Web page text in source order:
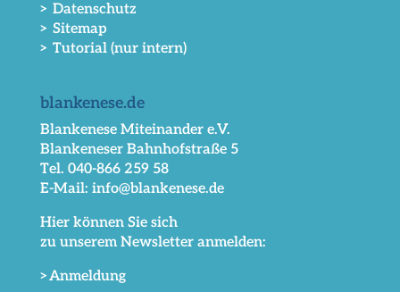
> Datenschutz
> Sitemap
> Tutorial (nur intern)
blankenese.de
Blankenese Miteinander e.V.
Blankeneser Bahnhofstraße 5
Tel. 040-866 259 58
E-Mail: info@blankenese.de
Hier können Sie sich
zu unserem Newsletter anmelden:
>Anmeldung